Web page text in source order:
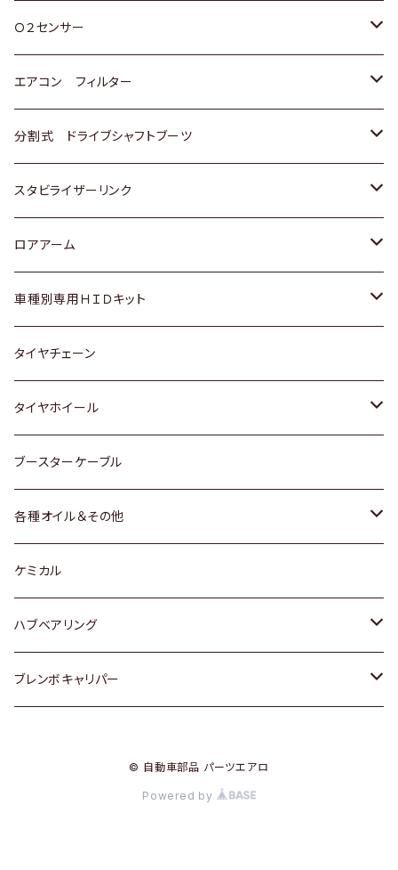
スバル
三菱
スバル
ダイハツ
マツダ
三菱
スバル
ダイハツ
三菱
スバル
ホンダ
スズキ
日産
いすゞ
ダイハツ
マツダ
三菱
スバル
レクサス
Ｏ２センサー
トヨタ
ホンダ
スズキ
日産
ダイハツ
マツダ
三菱
スバル
エアコン フィルター
トヨタ
ホンダ
スズキ
日産
いすゞ
ダイハツ
マツダ
三菱
スバル
分割式 ドライブシャフトブーツ
トヨタ
ホンダ
スズキ
日産
ダイハツ
スバル
スタビライザーリンク
トヨタ
ホンダ
スズキ
日産
ダイハツ
マツダ
ロアアーム
ホンダ
スズキ
日産
ダイハツ
マツダ
スバル
車種別専用ＨＩＤキット
トヨタ
マツダ
タイヤチェーン
タイヤホイール
トヨタ
ホンダ
スズキ
日産
ダイハツ
ブースターケーブル
各種オイル＆その他
ディーデル洗浄添加剤
ケミカル
ハブベアリング
トヨタ
ブレンボキャリパー
© 自動車部品 パーツエアロ
Powered by